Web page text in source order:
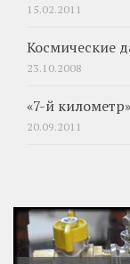
15.02.2011
Космические
23.10.2008
«7-й
20.09.2011